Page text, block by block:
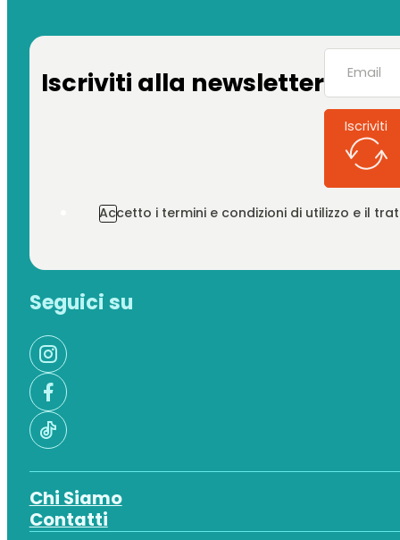
Iscriviti alla newsletter
Iscriviti
Accetto i termini e condizioni di utilizzo e il
Seguici su
Chi Siamo
Contatti